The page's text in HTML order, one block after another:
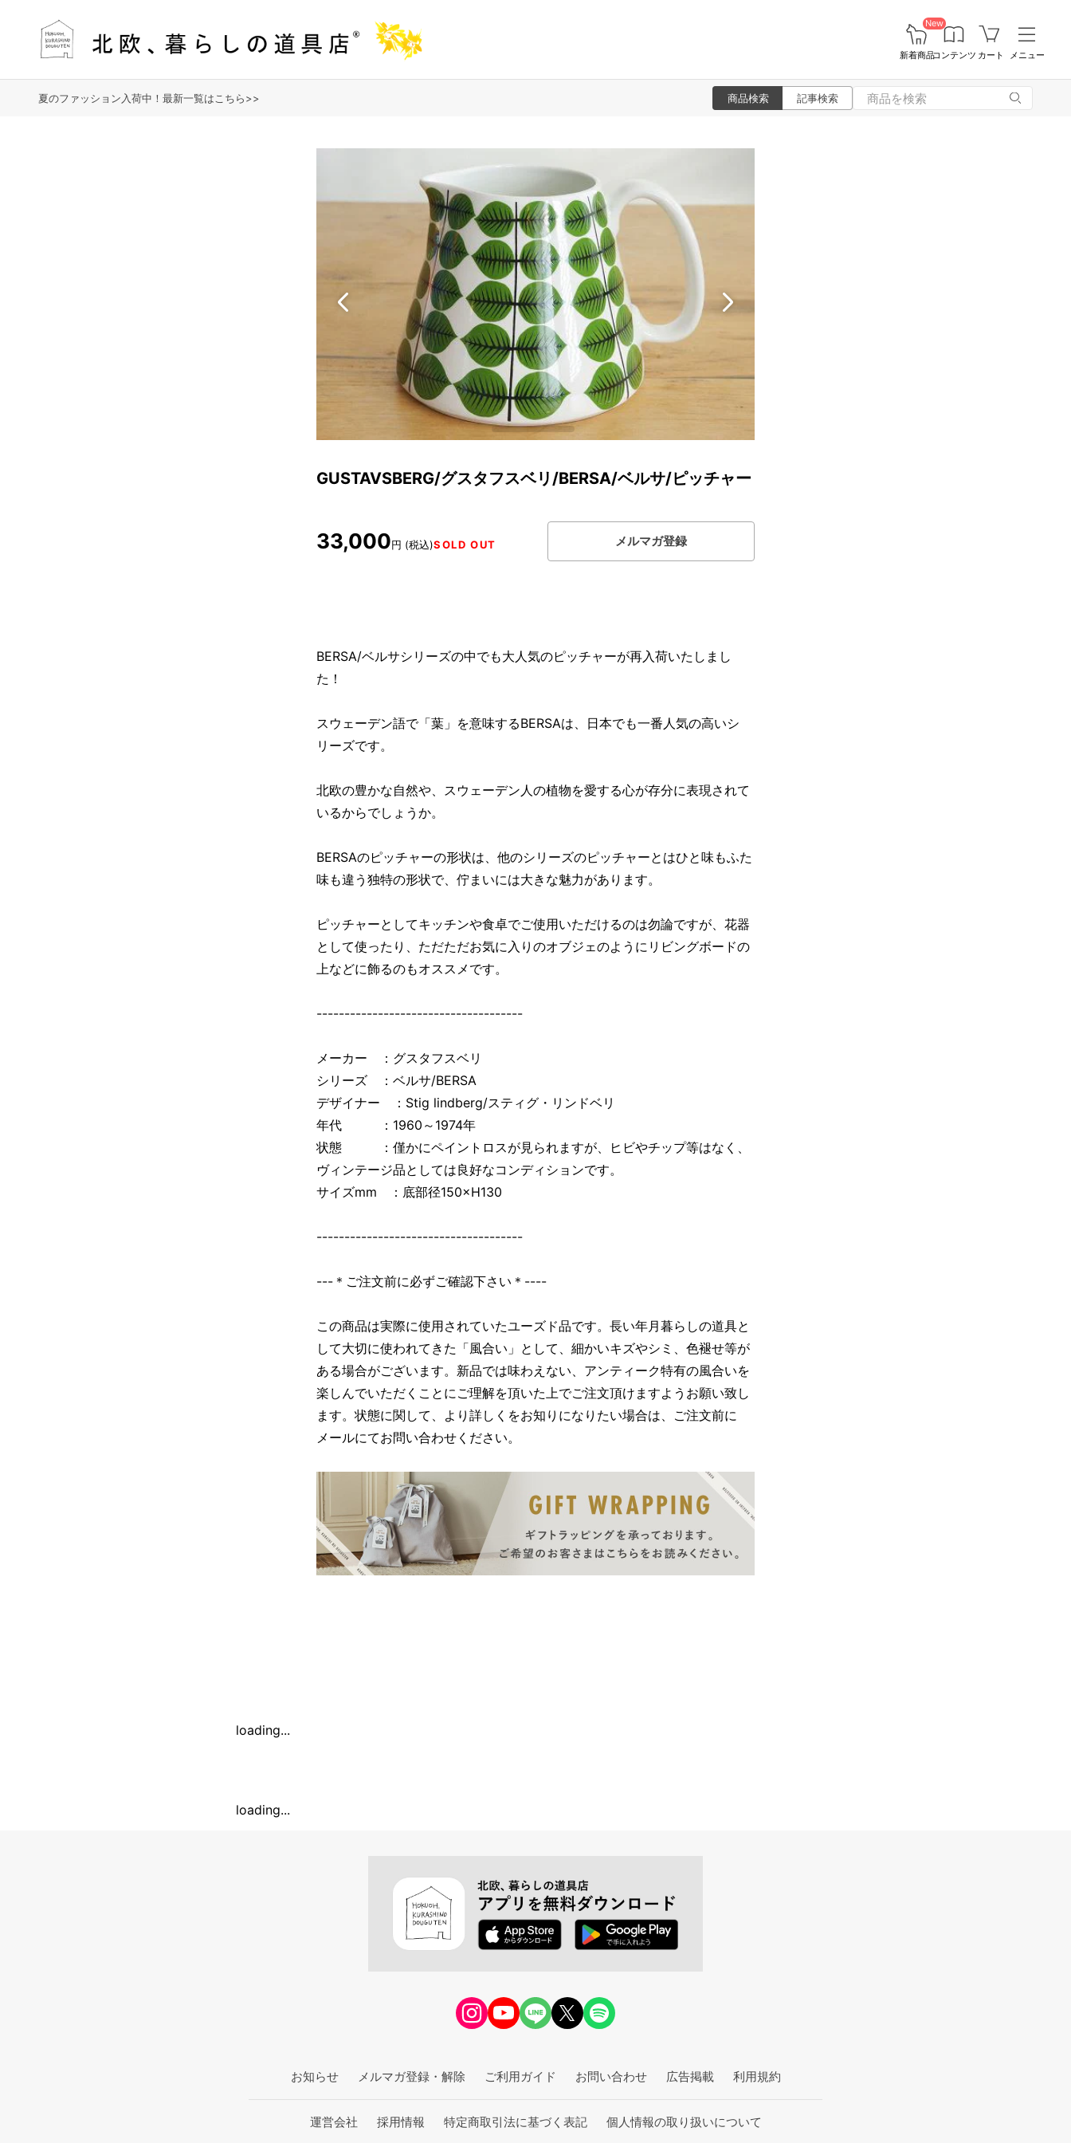
New
新着商品コンテンツ カート メニュー
夏のファッション入荷中！最新一覧はこちら>> 商品検索 記事検索
GUSTAVSBERG/グスタフスベリ/BERSA/ベルサ/ピッチャー
33,000円 (税込)SOLD OUT メルマガ登録
BERSA/ベルサシリーズの中でも大人気のピッチャーが再入荷いたしまし
た！
スウェーデン語で「葉」を意味するBERSAは、日本でも一番人気の高いシ
リーズです。
北欧の豊かな自然や、スウェーデン人の植物を愛する心が存分に表現されて
いるからでしょうか。
BERSAのピッチャーの形状は、他のシリーズのピッチャーとはひと味もふた
味も違う独特の形状で、佇まいには大きな魅力があります。
ピッチャーとしてキッチンや食卓でご使用いただけるのは勿論ですが、花器
として使ったり、ただただお気に入りのオブジェのようにリビングボードの
上などに飾るのもオススメです。
-------------------------------------
メーカー ：グスタフスベリ
シリーズ ：ベルサ/BERSA
デザイナー ：Stig lindberg/スティグ・リンドベリ
年代 ：1960～1974年
状態 ：僅かにペイントロスが見られますが、ヒビやチップ等はなく、
ヴィンテージ品としては良好なコンディションです。
サイズmm ：底部径150×H130
-------------------------------------
---＊ご注文前に必ずご確認下さい＊----
この商品は実際に使用されていたユーズド品です。長い年月暮らしの道具と
して大切に使われてきた「風合い」として、細かいキズやシミ、色褪せ等が
ある場合がございます。新品では味わえない、アンティーク特有の風合いを
楽しんでいただくことにご理解を頂いた上でご注文頂けますようお願い致し
ます。状態に関して、より詳しくをお知りになりたい場合は、ご注文前に
メールにてお問い合わせください。
loading...
loading...
お知らせ メルマガ登録・解除 ご利用ガイド お問い合わせ 広告掲載 利用規約
運営会社 採用情報 特定商取引法に基づく表記 個人情報の取り扱いについて